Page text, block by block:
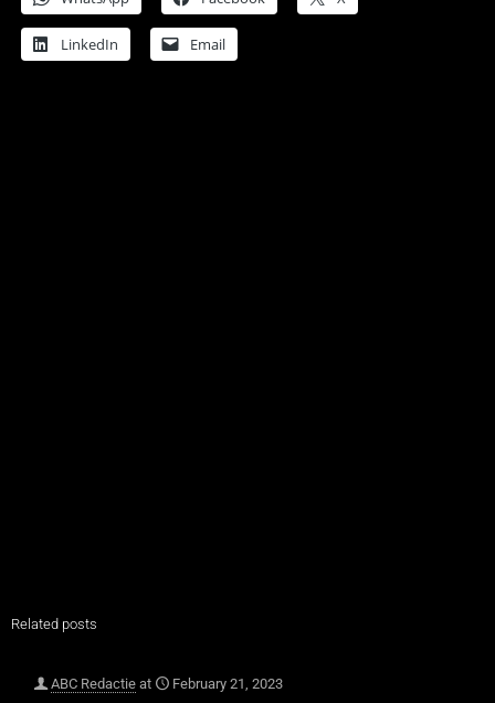
LinkedIn Email
Related posts
ABC Redactie at
February 21, 2023